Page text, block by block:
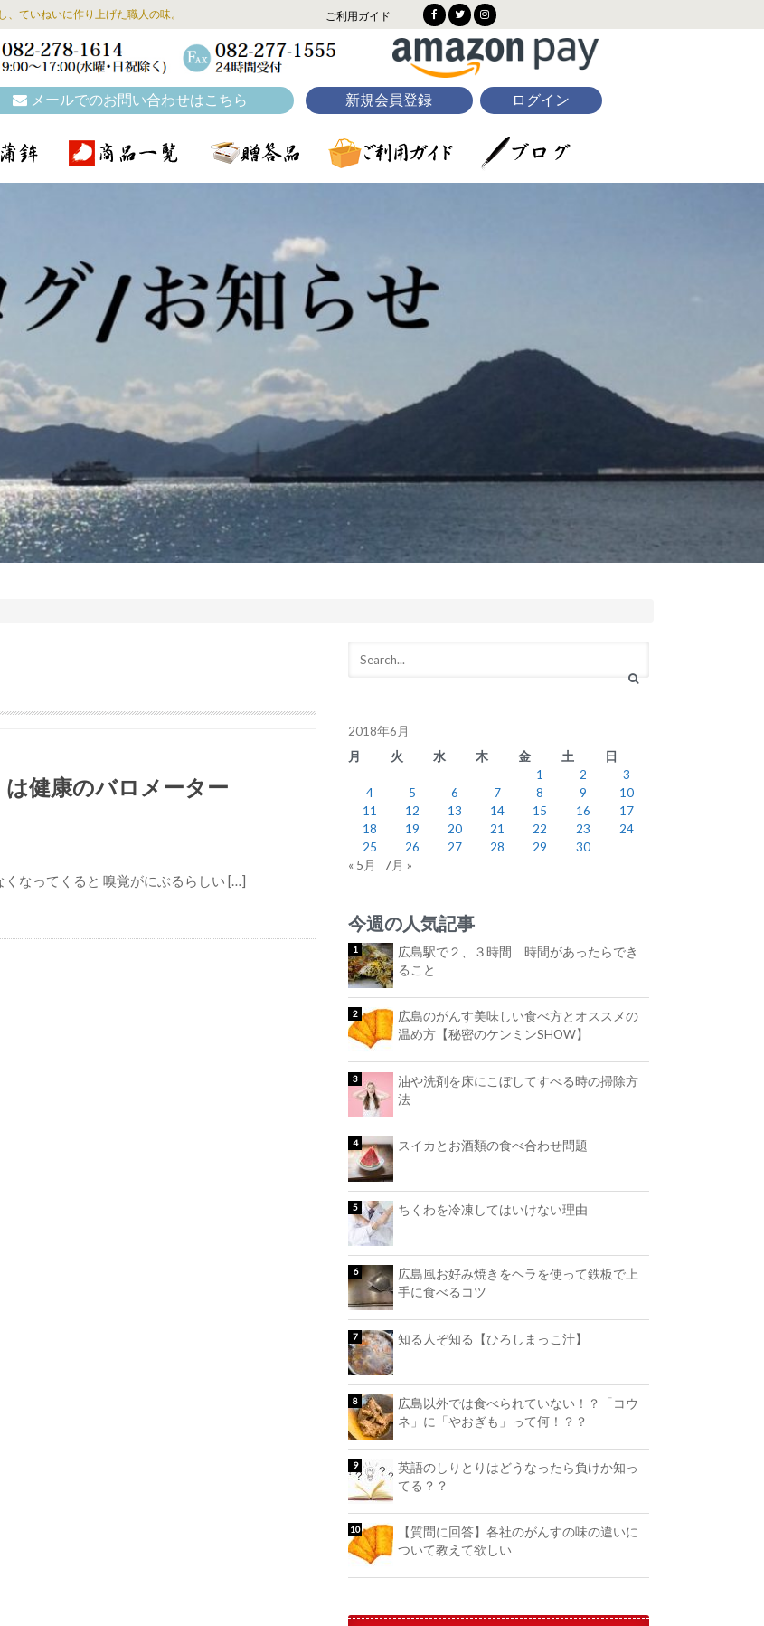
ていねいに作り上げた職人の味。 ご利用ガイド
メールでのお問い合わせはこちら 新規会員登録 ログイン
は健康のバロメーター
くなってくると 嗅覚がにぶるらしい […]
2018年6月
月
火 水 木 金 土
日
1
2
3
4
5 6 7 8 9
10
11
12 13 14 15 16
17
18
19 20 21 22 23
24
25
26 27 28 29
30
« 5月
7月 »
今週の人気記事
広島駅で２、３時間 時間があったらでき
ること
広島のがんす美味しい食べ方とオススメの
温め方【秘密のケンミンSHOW】
油や洗剤を床にこぼしてすべる時の掃除方
法
スイカとお酒類の食べ合わせ問題
ちくわを冷凍してはいけない理由
広島風お好み焼きをヘラを使って鉄板で上
手に食べるコツ
知る人ぞ知る【ひろしまっこ汁】
広島以外では食べられていない！？「コウ
ネ」に「やおぎも」って何！？？
英語のしりとりはどうなったら負けか知っ
てる？？
【質問に回答】各社のがんすの味の違いに
ついて教えて欲しい